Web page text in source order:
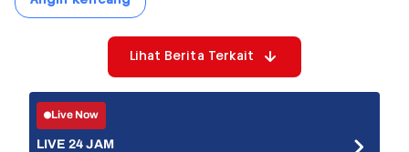
Lihat Berita Terkait
Live Now
LIVE 24 JAM